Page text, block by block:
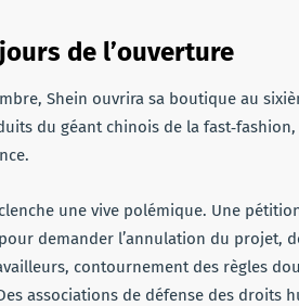
de l’ouverture
Shein ouvrira sa boutique au
du géant chinois de la
une vive polémique. Une
demander l’annulation du projet,
contournement des règles
associations de défense des droits